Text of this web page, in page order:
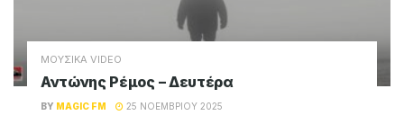
ΜΟΥΣΙΚΑ VIDEO
Αντώνης Ρέμος – Δευτέρα
BY MAGIC FM 25 ΝΟΕΜΒΡΊΟΥ 2025